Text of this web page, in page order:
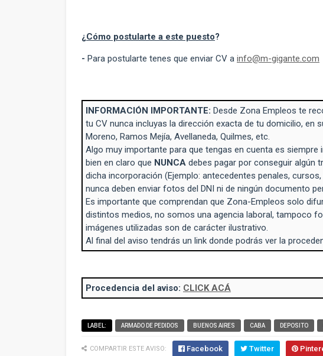
¿ Cómo postularte a este puesto?
- Para postularte tenes que enviar CV a info@m-gigante.com
INFORMACIÓN IMPORTANTE: Desde Zona Empleos te
tu CV nunca incluyas la dirección exacta de tu domicilio, en
Moreno, Ramos Mejía, Avellaneda, Quilmes, etc.
Algo muy importante para que tengas en cuenta es
bien en claro que NUNCA debes pagar por conseguir algún
dicha incorporación (Ejemplo: antecedentes penales,
nunca deben enviar fotos del DNI ni de ningún documento
Es importante que comprendan que Zona-Empleos solo
distintos medios, no somos una agencia laboral, tampoco
imágenes utilizadas son de carácter ilustrativo.
Al final del aviso tendrás un link donde podrás ver la
Procedencia del aviso: CLICK ACÁ
LABEL: ARMADO DE PEDIDOS BUENOS AIRES CABA DEPOSITO
COMPARTIR ESTE AVISO: Facebook Twitter